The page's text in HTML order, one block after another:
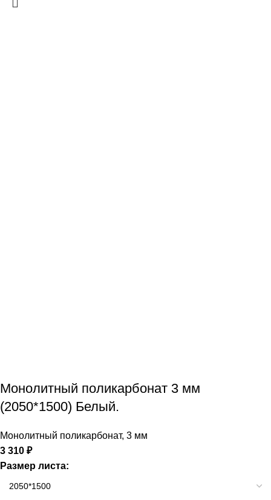
Монолитный поликарбонат 3 мм
(2050*1500) Белый.
Монолитный поликарбонат, 3 мм
3 310 ₽
Размер листа: